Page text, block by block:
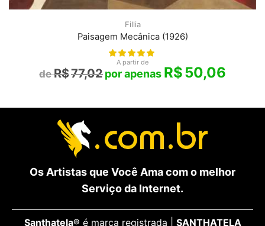
Fillia
Paisagem Mecânica (1926)
A partir de
R$77,02 R$50,06
Os Artistas que Você Ama com o melhor
Serviço da Internet.
Santhatela® é marca registrada | SANTHATELA